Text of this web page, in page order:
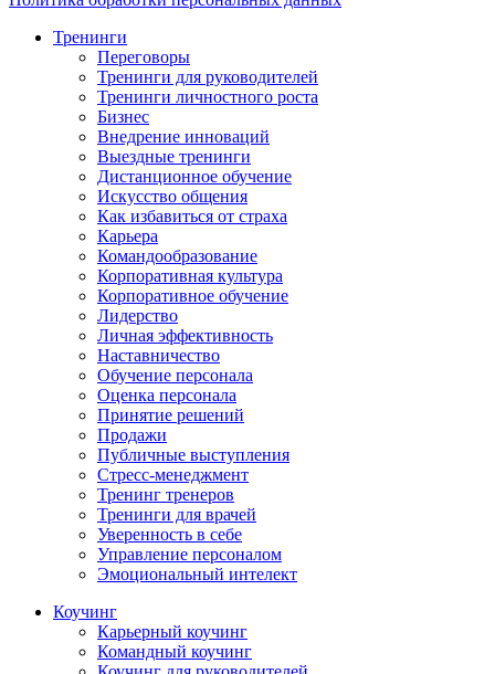
Тренинги
Переговоры
Тренинги для руководителей
Тренинги личностного роста
Бизнес
Внедрение инноваций
Выездные тренинги
Дистанционное обучение
Искусство общения
Как избавиться от страха
Карьера
Командообразование
Корпоративная культура
Корпоративное обучение
Лидерство
Личная эффективность
Наставничество
Обучение персонала
Оценка персонала
Принятие решений
Продажи
Публичные выступления
Стресс-менеджмент
Тренинг тренеров
Тренинги для врачей
Уверенность в себе
Управление персоналом
Эмоциональный интелект
Коучинг
Карьерный коучинг
Командный коучинг